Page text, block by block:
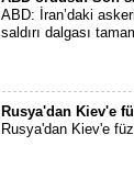
ABD: İran’daki
saldırı dalgası
Rusya'dan Kiev'e
Rusya'dan Kiev'e